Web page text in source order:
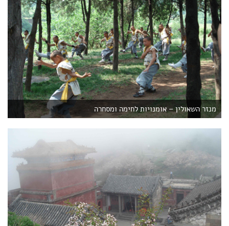
מנזר השאולין – אומנויות לחימה ומסחרה